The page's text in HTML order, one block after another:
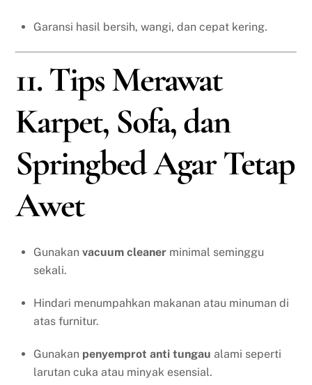
Garansi hasil bersih, wangi, dan cepat kering.
11. Tips Merawat
Karpet, Sofa, dan
Springbed Agar Tetap
Awet
Gunakan vacuum cleaner minimal seminggu
sekali.
Hindari menumpahkan makanan atau minuman di
atas furnitur.
Gunakan penyemprot anti tungau alami seperti
larutan cuka atau minyak esensial.